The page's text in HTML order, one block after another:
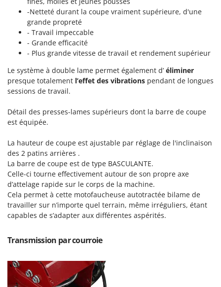
Mastercook
Masterpro
McCulloch
MCH
Michelin
Mille
Mockmill
MOSA
MOVA
Mowox
MTD
N
New O.M.R.A.
Nilfisk
Novatec
Novital
-Netteté durant la coupe vraiment supérieure, d'une
grande propreté
- Travail impeccable
- Grande efficacité
- Plus grande vitesse de travail et rendement supérieur
Le système à double lame permet également d’ éliminer
presque totalement l’effet des vibrations pendant de longues
sessions de travail.
Détail des presses-lames supérieurs dont la barre de coupe
est équipée.
La hauteur de coupe est ajustable par réglage de l'inclinaison
des 2 patins arrières .
La barre de coupe est de type BASCULANTE.
Celle-ci tourne effectivement autour de son propre axe
d’attelage rapide sur le corps de la machine.
Cela permet à cette motofaucheuse autotractée bilame de
travailler sur n’importe quel terrain, même irréguliers, étant
capables de s’adapter aux différentes aspérités.
Transmission par courroie